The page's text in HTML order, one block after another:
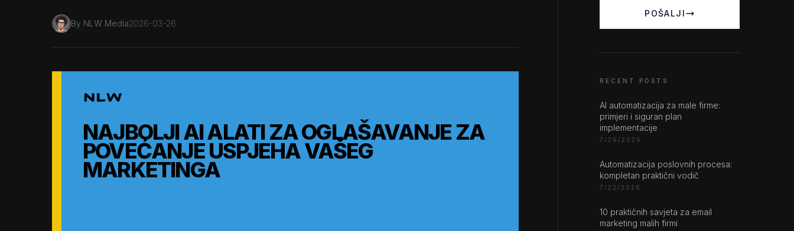
By NLW Media2026-03-26
NAJBOLJI AI ALATI ZA OGLAŠAVANJE ZA
POVEĆANJE USPJEHA VAŠEG
MARKETINGA
POŠALJI
RECENT POSTS
AI automatizacija za male firme:
primjeri i siguran plan
implementacije
7/26/2026
Automatizacija poslovnih procesa:
kompletan praktični vodič
7/22/2026
10 praktičnih savjeta za email
marketing malih firmi